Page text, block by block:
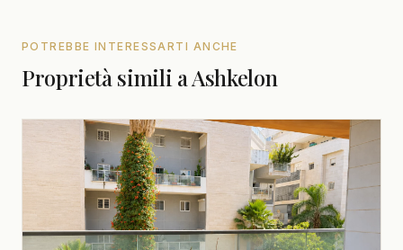
POTREBBE INTERESSARTI ANCHE
Proprietà simili a Ashkelon